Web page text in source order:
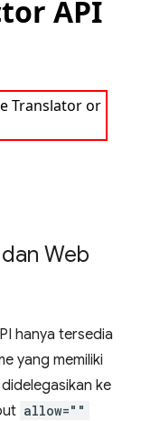
dan Web
hanya tersedia
yang memiliki
ke
allow=""